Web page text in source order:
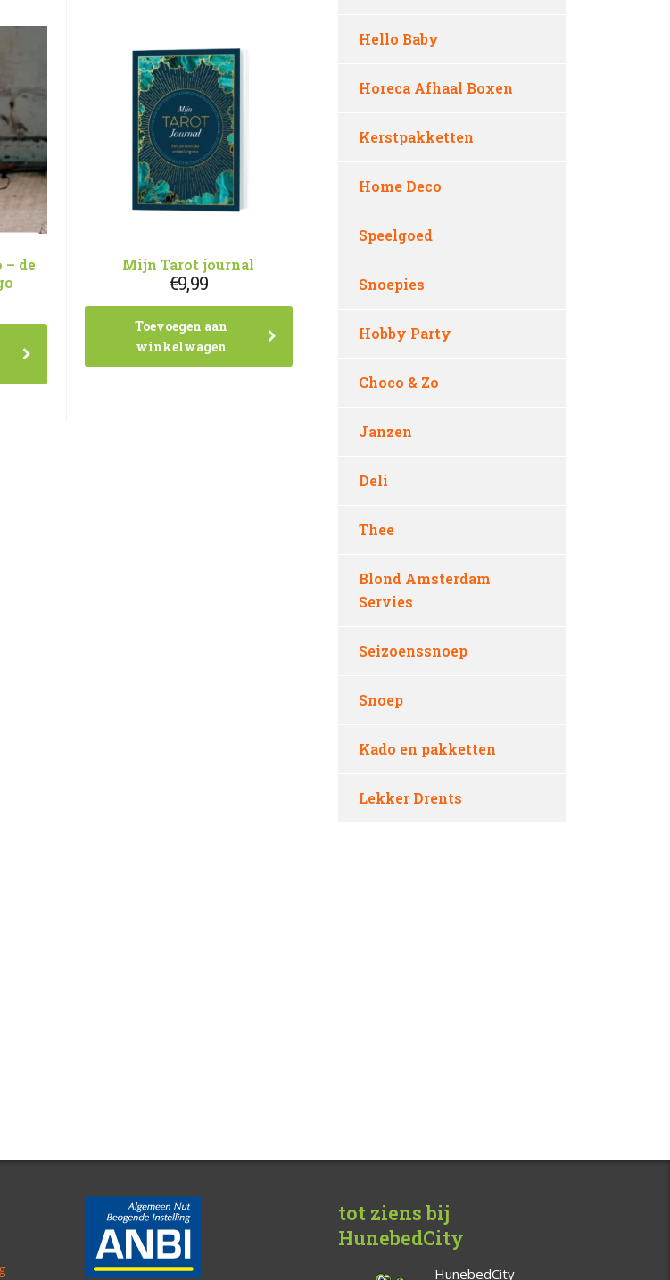
– de
Mijn Tarot journal
€9,99
Toevoegen aan
winkelwagen
Hello Baby
Horeca Afhaal Boxen
Kerstpakketten
Home Deco
Speelgoed
Snoepies
Hobby Party
Choco & Zo
Janzen
Deli
Thee
Blond Amsterdam
Servies
Seizoenssnoep
Snoep
Kado en pakketten
Lekker Drents
tot ziens bij
HunebedCity
HunebedCity